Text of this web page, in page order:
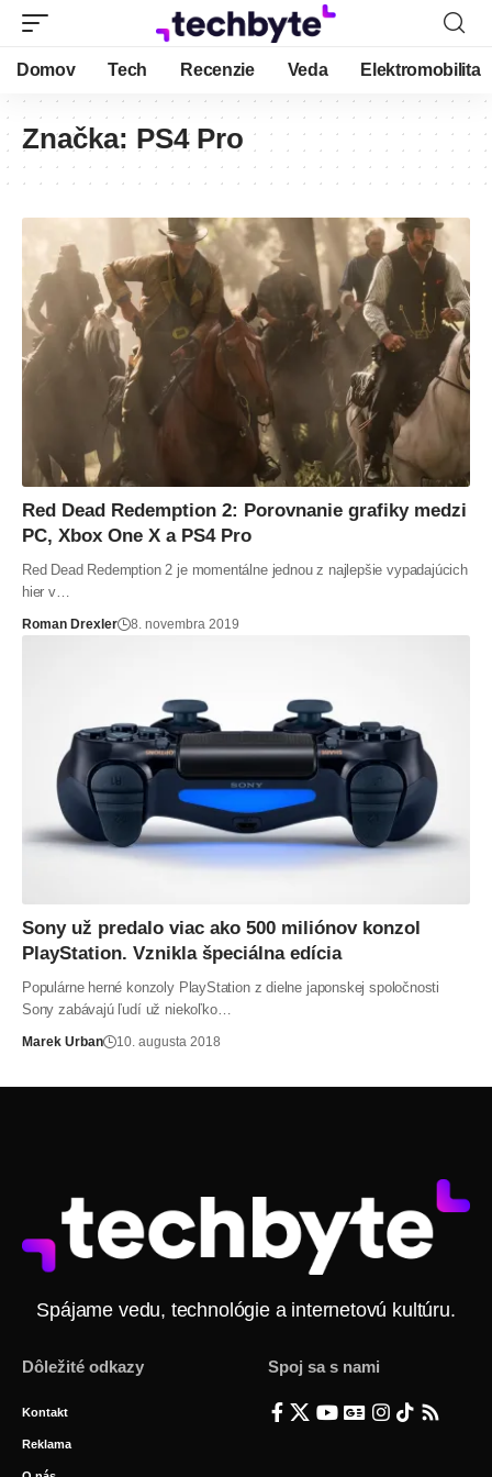
Domov Tech Recenzie Veda Elektromobilita
Značka: PS4 Pro
Red Dead Redemption 2: Porovnanie grafiky medzi
PC, Xbox One X a PS4 Pro
Red Dead Redemption 2 je momentálne jednou z najlepšie vypadajúcich
hier v…
Roman Drexler 8. novembra 2019
Sony už predalo viac ako 500 miliónov konzol
PlayStation. Vznikla špeciálna edícia
Populárne herné konzoly PlayStation z dielne japonskej spoločnosti
Sony zabávajú ľudí už niekoľko…
Marek Urban 10. augusta 2018
Spájame vedu, technológie a internetovú kultúru.
Dôležité odkazy
Kontakt
Reklama
Spoj sa s nami